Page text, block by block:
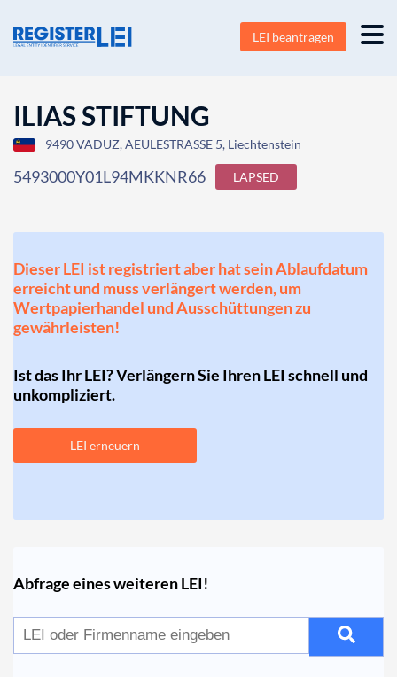
LEI beantragen
ILIAS STIFTUNG
9490 VADUZ, AEULESTRASSE 5, Liechtenstein
5493000Y01L94MKKNR66 LAPSED
Dieser LEI ist registriert aber hat sein Ablaufdatum
erreicht und muss verlängert werden, um
Wertpapierhandel und Ausschüttungen zu
gewährleisten!
Ist das Ihr LEI? Verlängern Sie Ihren LEI schnell und
unkompliziert.
LEI erneuern
Abfrage eines weiteren LEI!